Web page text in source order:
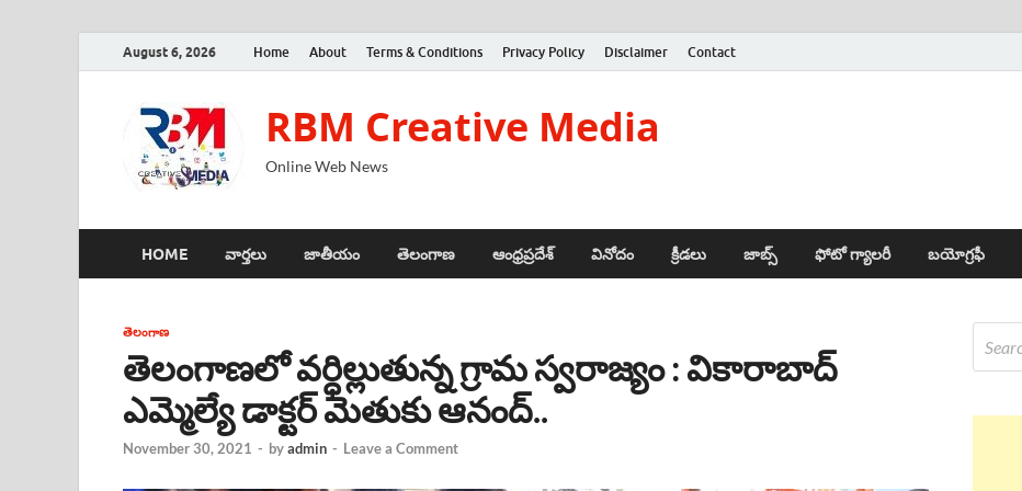
August 6, 2026 Home About Terms & Conditions Privacy Policy Disclaimer Contact
RBM Creative Media
Online Web News
HOME వార్తలు జాతీయం తెలంగాణ ఆంధ్రప్రదేశ్ వినోదం క్రీడలు జాబ్స్ ఫోటో గ్యాలరీ బయోగ్రఫీ
తెలంగాణ
తెలంగాణలో వర్ధిల్లుతున్న గ్రామ స్వరాజ్యం : వికారాబాద్
ఎమ్మెల్యే డాక్టర్ మెతుకు ఆనంద్..
November 30, 2021 - byadmin - Leave a Comment